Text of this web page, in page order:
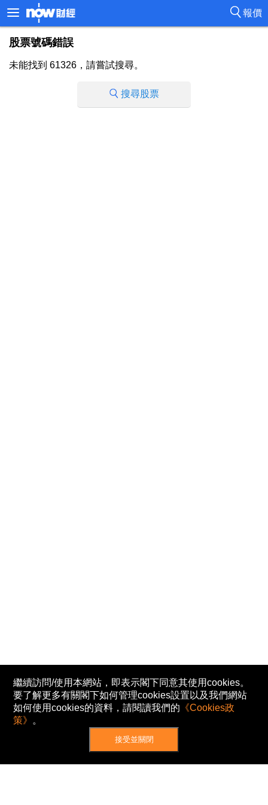
報價
股票號碼錯誤
未能找到 61326，請嘗試搜尋。
搜尋股票
繼續訪問/使用本網站，即表示閣下同意其使用cookies。
要了解更多有關閣下如何管理cookies設置以及我們網站
如何使用cookies的資料，請閱讀我們的 《Cookies政
策》 。
接受並關閉